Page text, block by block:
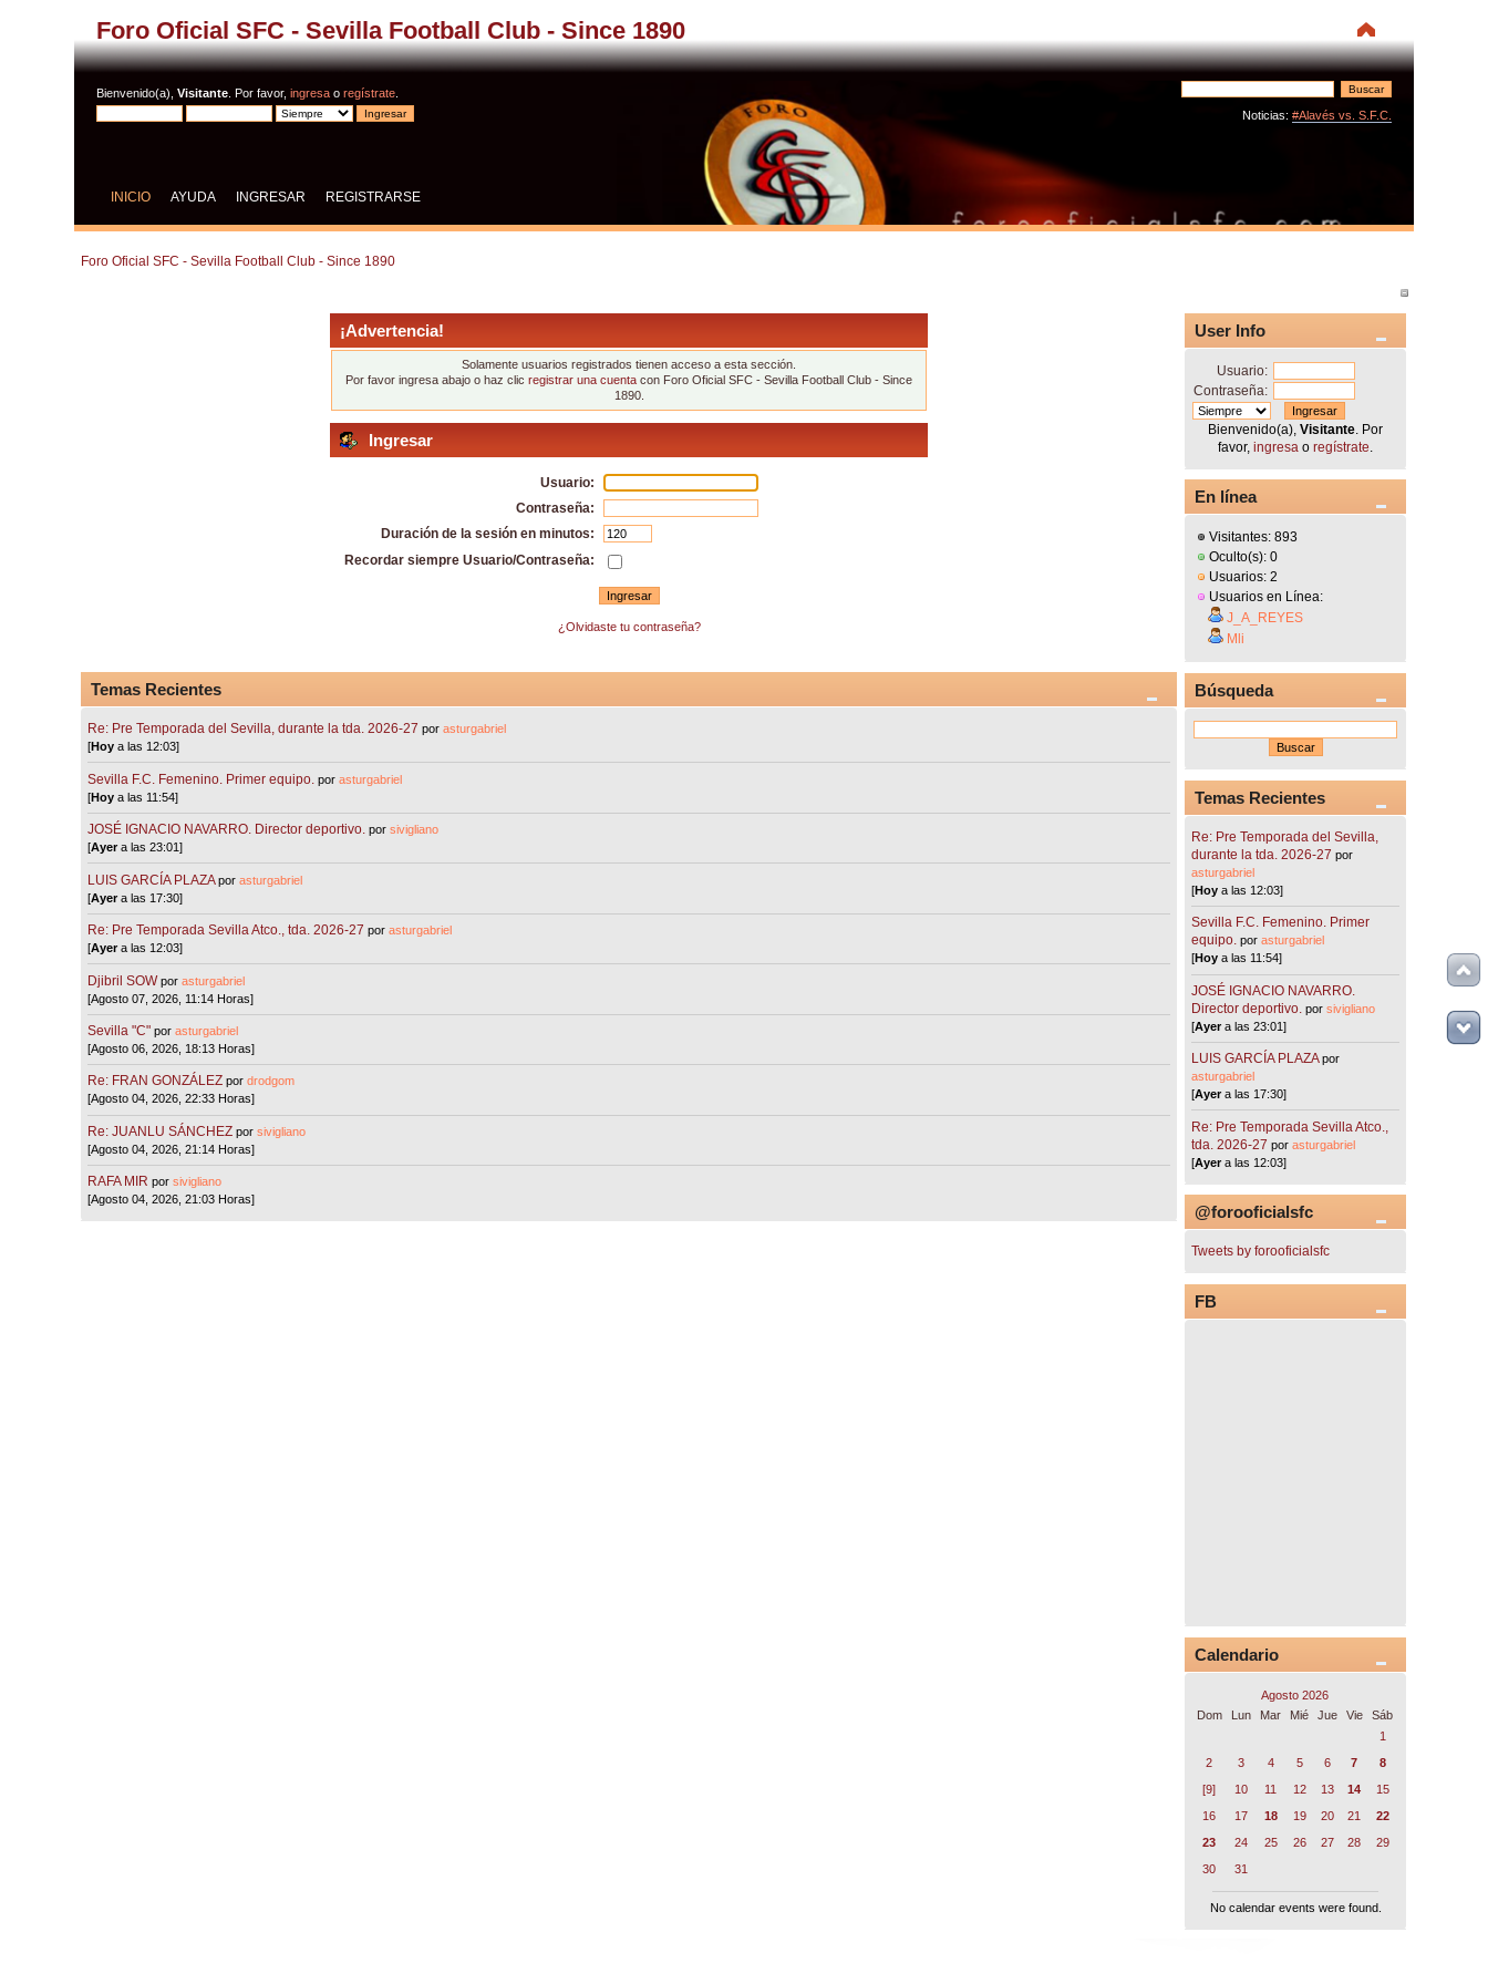
Foro Oficial SFC - Sevilla Football Club - Since 1890
Bienvenido(a),Visitante . Por favor,ingresa oregístrate
Noticias: #Alavés vs. S.F.C.
INICIO AYUDA INGRESAR REGISTRARSE
Foro Oficial SFC - Sevilla Football Club - Since 1890
¡Advertencia!
Solamente usuarios registrados tienen acceso a esta sección.
Por favor ingresa abajo o haz clicregistrar una cuenta con Foro Oficial SFC - Sevilla Football Club - Since
1890.
Ingresar
Usuario:
Contraseña:
Duración de la sesión en minutos:
Recordar siempre Usuario/Contraseña:
¿Olvidaste tu contraseña?
Temas Recientes
Re: Pre Temporada del Sevilla, durante la tda. 2026-27 porasturgabriel
[Hoy a las 12:03]
Sevilla F.C. Femenino. Primer equipo. porasturgabriel
[Hoy a las 11:54]
JOSÉ IGNACIO NAVARRO. Director deportivo. porsivigliano
[Ayera las 23:01]
LUIS GARCÍA PLAZA porasturgabriel
[Ayera las 17:30]
Re: Pre Temporada Sevilla Atco., tda. 2026-27 porasturgabriel
[Ayera las 12:03]
Djibril SOW porasturgabriel
[Agosto 07, 2026, 11:14 Horas]
Sevilla "C"porasturgabriel
[Agosto 06, 2026, 18:13 Horas]
Re: FRAN GONZÁLEZ pordrodgom
[Agosto 04, 2026, 22:33 Horas]
Re: JUANLU SÁNCHEZ porsivigliano
[Agosto 04, 2026, 21:14 Horas]
RAFA MIR porsivigliano
[Agosto 04, 2026, 21:03 Horas]
User Info
Usuario:
Contraseña:
Bienvenido(a),Visitante . Por
favor,ingresa oregístrate
En línea
Visitantes: 893
Oculto(s): 0
Usuarios: 2
Usuarios en Línea:
J_A_REYES
Mli
Búsqueda
Temas Recientes
Re: Pre Temporada del Sevilla,
durante la tda. 2026-27 por
asturgabriel
[Hoy a las 12:03]
Sevilla F.C. Femenino. Primer
equipo. porasturgabriel
[Hoy a las 11:54]
JOSÉ IGNACIO NAVARRO.
Director deportivo. porsivigliano
[Ayera las 23:01]
LUIS GARCÍA PLAZA por
asturgabriel
[Ayera las 17:30]
Re: Pre Temporada Sevilla Atco.,
tda. 2026-27 porasturgabriel
[Ayera las 12:03]
@forooficialsfc
Tweets by forooficialsfc
FB
Calendario
Agosto 2026
Dom
Lun Mar Mié Jue Vie
Sáb
1
2
3 4 5 6 7
8
[9]
10 11 12 13 14
15
16
17 18 19 20 21
22
23
24 25 26 27 28
29
30
31
No calendar events were found.